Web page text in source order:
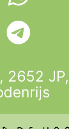
2652 JP,